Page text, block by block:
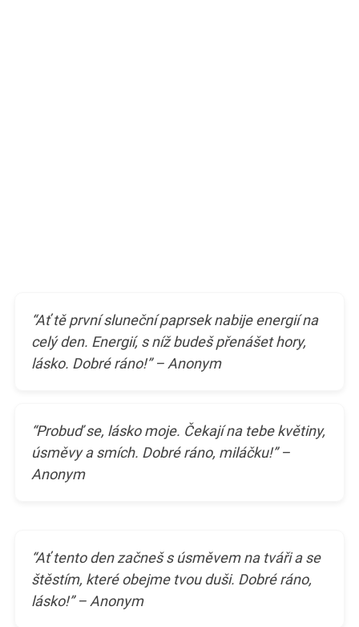
“Ať tě první sluneční paprsek nabije energií na
celý den. Energií, s níž budeš přenášet hory,
lásko. Dobré ráno!” – Anonym
“Probuď se, lásko moje. Čekají na tebe květiny,
úsměvy a smích. Dobré ráno, miláčku!” –
Anonym
“Ať tento den začneš s úsměvem na tváři a se
štěstím, které obejme tvou duši. Dobré ráno,
lásko!” – Anonym